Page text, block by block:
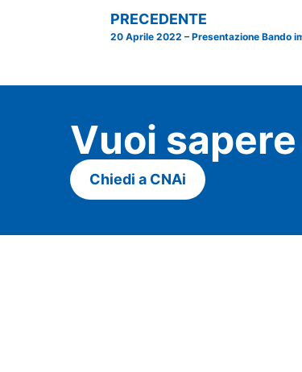
PRECEDENTE
20 Aprile 2022 – Presentazione Bando
Vuoi
Chiedi a CNAi